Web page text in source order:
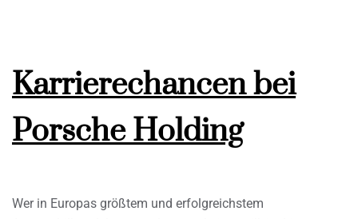
Karrierechancen bei
Porsche Holding
Wer in Europas größtem und erfolgreichstem